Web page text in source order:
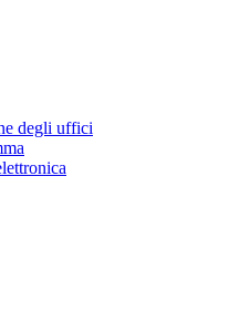
degli uffici